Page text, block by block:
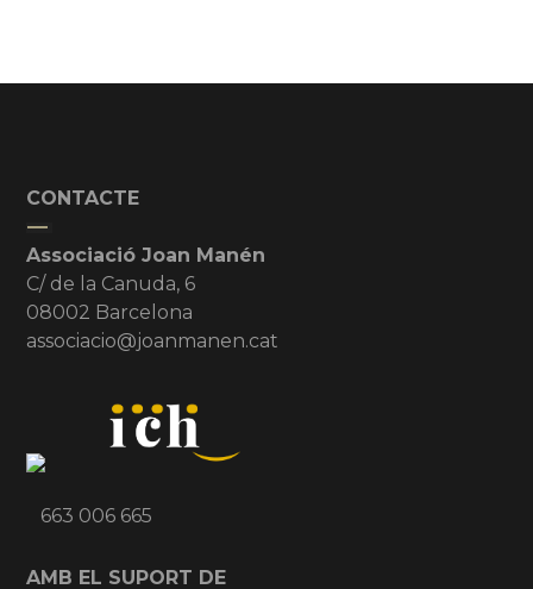
CONTACTE
Associació Joan Manén
C/ de la Canuda, 6
08002 Barcelona
associacio@joanmanen.cat
663 006 665
AMB EL SUPORT DE